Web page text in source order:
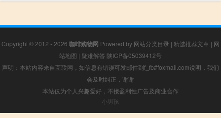
Copyright © 2012 - 2026 咖啡购物网 Powered by 网站分类目录 | 精选推荐文章 | 网
站地图 | 疑难解答 陕ICP备05039412号
声明：本站内容来自互联网，如信息有错误可发邮件到f_fb#foxmail.com说明，我们
会及时纠正，谢谢
本站仅为个人兴趣爱好，不接盈利性广告及商业合作
小男孩